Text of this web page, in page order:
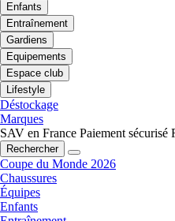
Enfants
Entraînement
Gardiens
Equipements
Espace club
Lifestyle
Déstockage
Marques
SAV en France Paiement sécurisé
Rechercher
Coupe du Monde 2026
Chaussures
Équipes
Enfants